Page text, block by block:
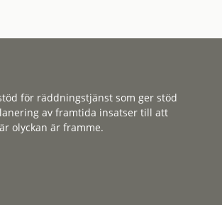
för räddningstjänst som ger stöd
av framtida insatser till att
olyckan är framme.